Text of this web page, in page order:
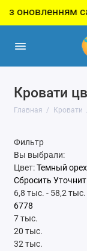
- ціну за
Кровати
Главная Кровати
Фильтр
Вы выбрали:
Цвет: Темный орех
Сбросить
6,8 тыс. - 58,2 тыс.
7 тыс.
20 тыс.
32 тыс.